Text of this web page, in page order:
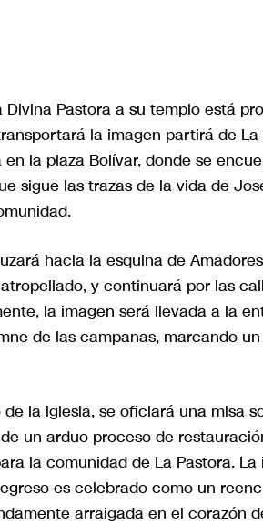
Divina Pastora a su templo está
la imagen partirá de
en la plaza Bolívar, donde se
sigue las trazas de la vida de
hacia la esquina de
y continuará por las
la imagen será llevada a la
de las campanas, marcando
de la iglesia, se oficiará una misa
un arduo proceso de
la comunidad de La Pastora.
es celebrado como un
arraigada en el corazón